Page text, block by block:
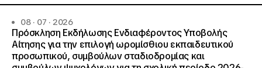
08 · 07 · 2026
Πρόσκληση Εκδήλωσης Ενδιαφέροντος Υποβολής
Αίτησης για την επιλογή ωρομίσθιου εκπαιδευτικού
προσωπικού, συμβούλων σταδιοδρομίας και